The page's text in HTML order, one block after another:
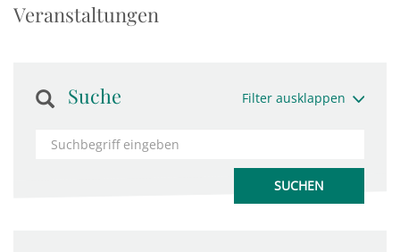
Veranstaltungen
Suche Filter ausklappen